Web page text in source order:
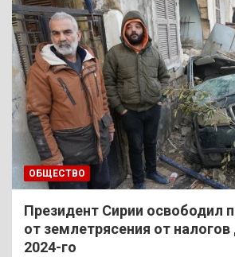
ОБЩЕСТВО
Президент Сирии освободил
от землетрясения от
2024-го